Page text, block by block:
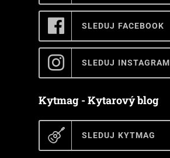
SLEDUJ FACEBOOK
SLEDUJ INSTAGRAM
Kytmag - Kytarový blog
SLEDUJ KYTMAG